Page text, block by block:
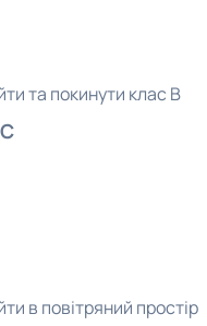
та покинути клас B
в повітряний простір